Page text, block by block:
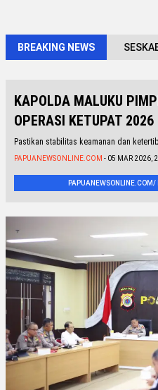
BREAKING NEWS
KAPOLDA MALUKU
OPERASI KETUPAT 2026
Pastikan stabilitas keamanan dan
PAPUANEWSONLINE.COM - 05 MAR 2026,